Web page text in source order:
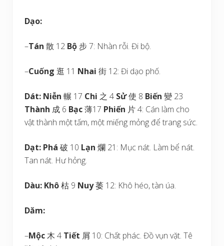
Dạo:
–Tán 散 12 Bộ 步 7: Nhàn rỗi. Đi bộ.
–Cuống 逛 11 Nhai 街 12: Đi dạo phố.
Dát: Niễn 輾 17 Chi 之 4 Sử使 8 Biến 變 23
Thành 成 6 Bạc薄17 Phiến 片 4: Cán làm cho
vật thành một tấm, một miếng mỏng để trang sức.
Dạt: Phá 破 10 Lạn 爛 21: Mục nát. Làm bể nát.
Tan nát. Hư hỏng.
Dàu: Khô枯 9 Nuy萎 12: Khô héo, tàn úa.
Dăm:
–Mộc木 4 Tiết 屑 10: Chất phác. Đồ vụn vặt. Tê